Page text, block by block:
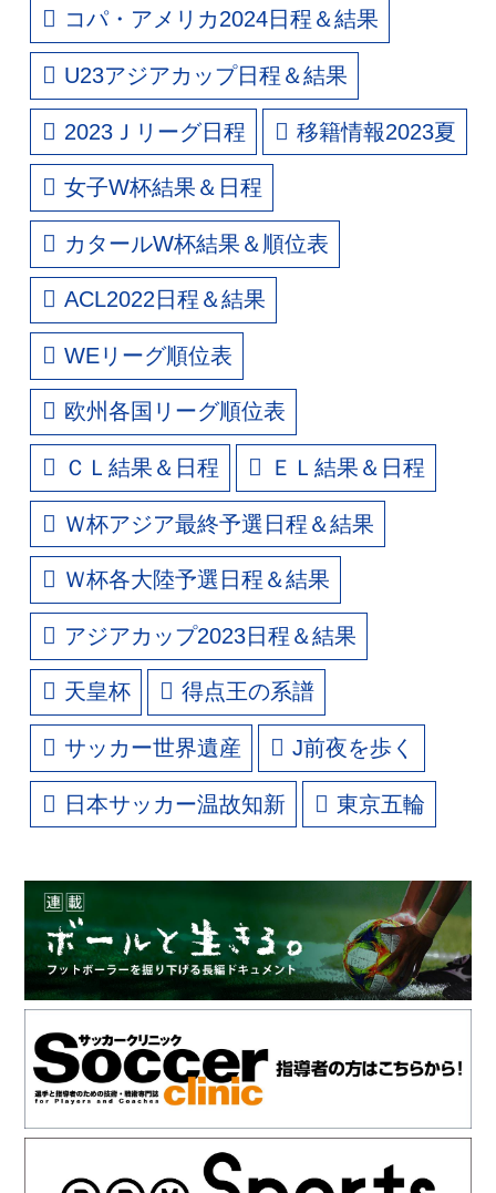
コパ・アメリカ2024日程＆結果
U23アジアカップ日程＆結果
2023Ｊリーグ日程 移籍情報2023夏
女子W杯結果＆日程
カタールW杯結果＆順位表
ACL2022日程＆結果
WEリーグ順位表
欧州各国リーグ順位表
ＣＬ結果＆日程 ＥＬ結果＆日程
Ｗ杯アジア最終予選日程＆結果
Ｗ杯各大陸予選日程＆結果
アジアカップ2023日程＆結果
天皇杯 得点王の系譜
サッカー世界遺産 J前夜を歩く
日本サッカー温故知新 東京五輪